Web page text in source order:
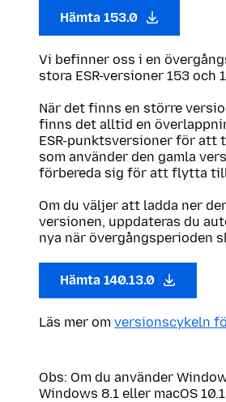
Hämta 153.0
Vi befinner oss i en
stora ESR-versioner 153 och
När det finns en större
finns det alltid en
ESR-punktsversioner för att
som använder den gamla
förbereda sig för att flytta till
Om du väljer att ladda ner
versionen, uppdateras du
nya när övergångsperioden
Hämta 140.13.0
Läs mer om versionscykeln
Obs: Om du använder
Windows 8.1 eller macOS